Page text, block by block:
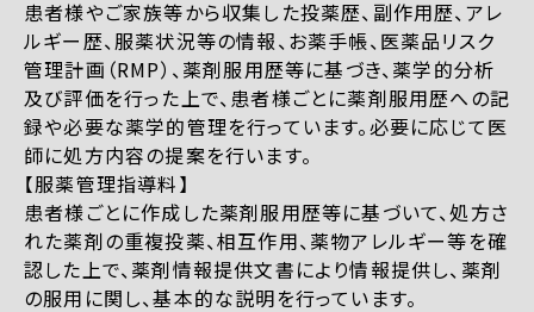
患者様やご家族等から収集した投薬歴、副作用歴、アレ
ルギー歴、服薬状況等の情報、お薬手帳、医薬品リスク
管理計画（RMP）、薬剤服用歴等に基づき、薬学的分析
及び評価を行った上で、患者様ごとに薬剤服用歴への記
録や必要な薬学的管理を行っています。必要に応じて医
師に処方内容の提案を行います。
【服薬管理指導料】
患者様ごとに作成した薬剤服用歴等に基づいて、処方さ
れた薬剤の重複投薬、相互作用、薬物アレルギー等を確
認した上で、薬剤情報提供文書により情報提供し、薬剤
の服用に関し、基本的な説明を行っています。